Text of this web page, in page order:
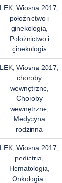
LEK, Wiosna 2017,
położnictwo i
ginekologia,
Położnictwo i
ginekologia
LEK, Wiosna 2017,
choroby
wewnętrzne,
Choroby
wewnętrzne,
Medycyna
rodzinna
LEK, Wiosna 2017,
pediatria,
Hematologia,
Onkologia i